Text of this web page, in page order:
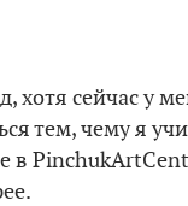
хотя сейчас у
тем, чему я
в